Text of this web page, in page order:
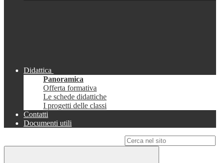
Didattica
Panoramica
Offerta formativa
Le schede didattiche
I progetti delle classi
Contatti
Documenti utili